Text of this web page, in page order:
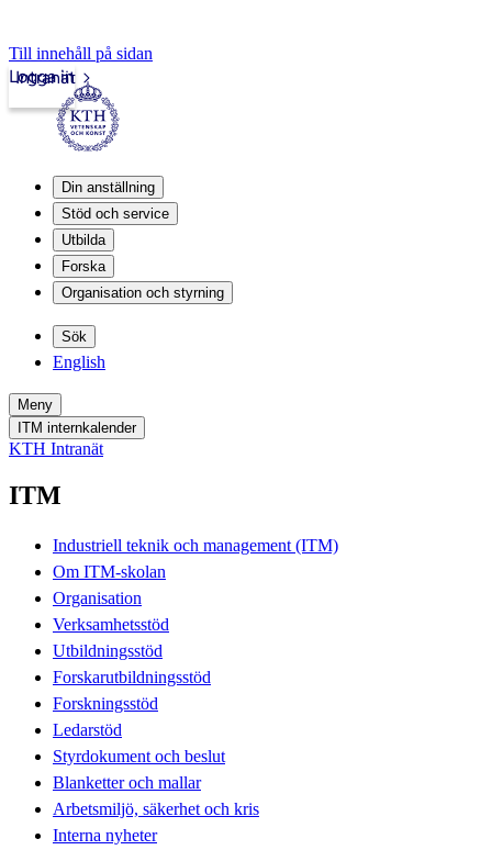
Till innehåll på sidan
Intranät
Logga in
Din anställning
Stöd och service
Utbilda
Forska
Organisation och styrning
Sök
English
Meny
ITM internkalender
KTH Intranät
ITM
Industriell teknik och management (ITM)
Om ITM-skolan
Organisation
Verksamhetsstöd
Utbildningsstöd
Forskarutbildningsstöd
Forskningsstöd
Ledarstöd
Styrdokument och beslut
Blanketter och mallar
Arbetsmiljö, säkerhet och kris
Interna nyheter